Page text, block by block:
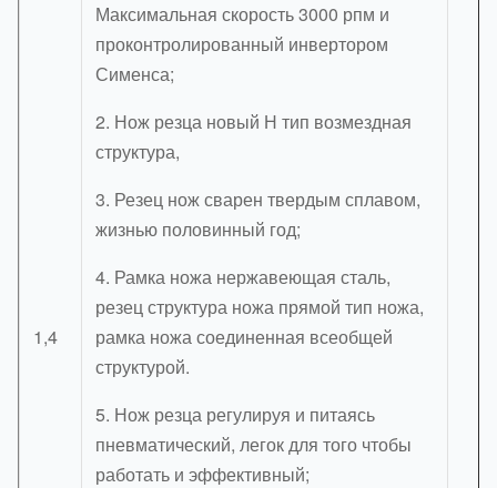
1,4
Максимальная скорость 3000 рпм и
проконтролированный инвертором
Сименса;
2. Нож резца новый Н тип возмездная
структура,
3. Резец нож сварен твердым сплавом,
жизнью половинный год;
4. Рамка ножа нержавеющая сталь,
резец структура ножа прямой тип ножа,
рамка ножа соединенная всеобщей
структурой.
5. Нож резца регулируя и питаясь
пневматический, легок для того чтобы
работать и эффективный;